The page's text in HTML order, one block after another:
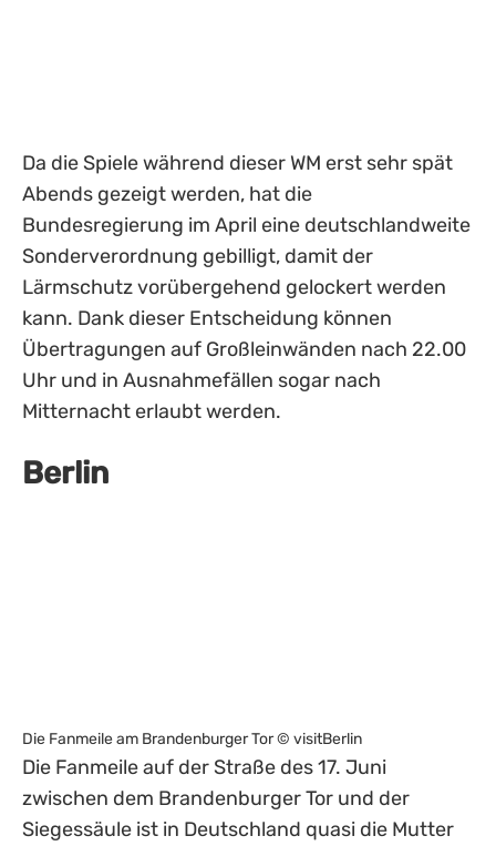
Da die Spiele während dieser WM erst sehr spät
Abends gezeigt werden, hat die
Bundesregierung im April eine deutschlandweite
Sonderverordnung gebilligt, damit der
Lärmschutz vorübergehend gelockert werden
kann. Dank dieser Entscheidung können
Übertragungen auf Großleinwänden nach 22.00
Uhr und in Ausnahmefällen sogar nach
Mitternacht erlaubt werden.
Berlin
Die Fanmeile am Brandenburger Tor © visitBerlin
Die Fanmeile auf der Straße des 17. Juni
zwischen dem Brandenburger Tor und der
Siegessäule ist in Deutschland quasi die Mutter